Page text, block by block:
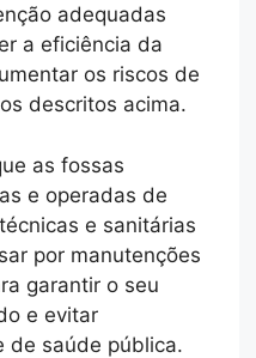
adequadas
a eficiência da
os riscos de
descritos acima.
as fossas
e operadas de
e sanitárias
por manutenções
garantir o seu
e evitar
de saúde pública.